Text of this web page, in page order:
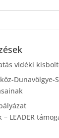
vidéki
Dunavölgye-
LEADER